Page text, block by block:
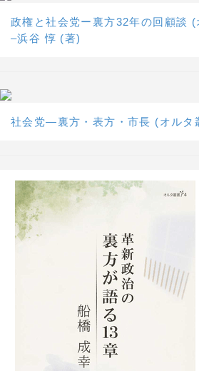
政権と社会党ー裏方32年の回顧談
–浜谷 惇 (著)
社会党―裏方・表方・市長 (オルタ